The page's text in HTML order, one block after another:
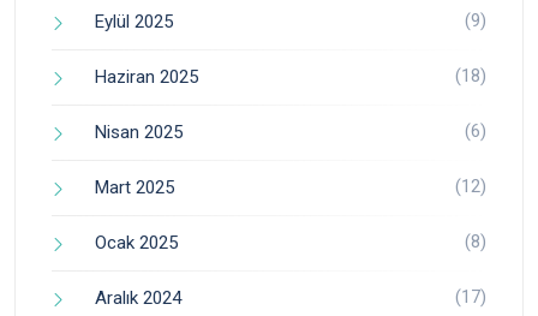
Eylül 2025 (9)
Haziran 2025 (18)
Nisan 2025 (6)
Mart 2025 (12)
Ocak 2025 (8)
Aralık 2024 (17)